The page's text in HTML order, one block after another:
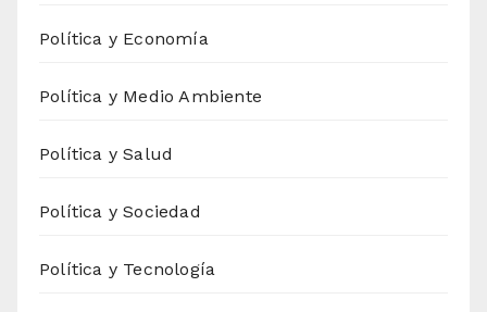
Política y Economía
Política y Medio Ambiente
Política y Salud
Política y Sociedad
Política y Tecnología